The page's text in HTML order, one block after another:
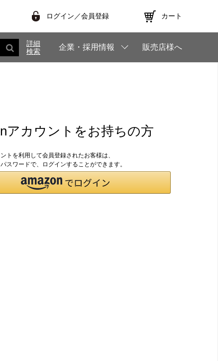
ログイン／会員登録 カート
詳細
検索
企業・採用情報 販売店様へ
アカウントをお持ちの方
トを利用して会員登録されたお客様は、
スワードで、ログインすることができます。